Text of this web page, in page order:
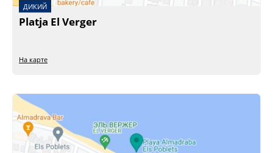
ДИКИЙ
Platja El Verger
На карте